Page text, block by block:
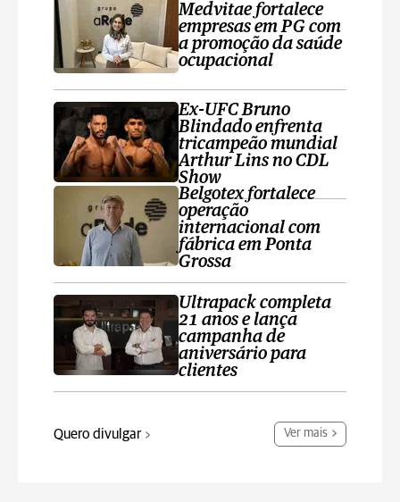
Medvitae fortalece
empresas em PG com
a promoção da saúde
ocupacional
Ex-UFC Bruno
Blindado enfrenta
tricampeão mundial
Arthur Lins no CDL
Show
Belgotex fortalece
operação
internacional com
fábrica em Ponta
Grossa
Ultrapack completa
21 anos e lança
campanha de
aniversário para
clientes
Quero divulgar Ver mais